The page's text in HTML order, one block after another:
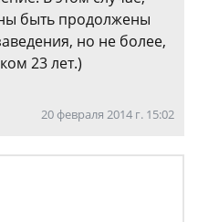
быть продолжены
но не более,
23 лет.)
20 февраля 2014 г. 15:02